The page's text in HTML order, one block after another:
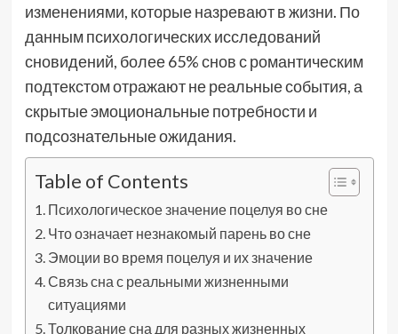
изменениями, которые назревают в жизни. По
данным психологических исследований
сновидений, более 65% снов с романтическим
подтекстом отражают не реальные события, а
скрытые эмоциональные потребности и
подсознательные ожидания.
Table of Contents
Психологическое значение поцелуя во сне
Что означает незнакомый парень во сне
Эмоции во время поцелуя и их значение
Связь сна с реальными жизненными
ситуациями
Толкование сна для разных жизненных